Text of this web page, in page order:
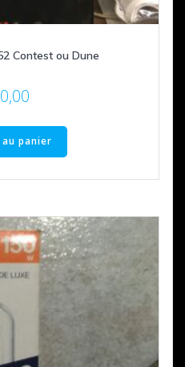
Contest ou Dune
panier